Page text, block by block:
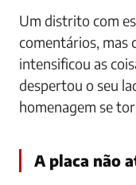
Um distrito com
comentários, mas
intensificou as
despertou o seu
homenagem se
A placa não